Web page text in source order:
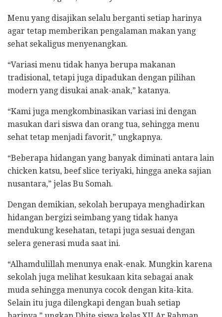
Menu yang disajikan selalu berganti setiap harinya
agar tetap memberikan pengalaman makan yang
sehat sekaligus menyenangkan.
“Variasi menu tidak hanya berupa makanan
tradisional, tetapi juga dipadukan dengan pilihan
modern yang disukai anak-anak,” katanya.
“Kami juga mengkombinasikan variasi ini dengan
masukan dari siswa dan orang tua, sehingga menu
sehat tetap menjadi favorit,” ungkapnya.
“Beberapa hidangan yang banyak diminati antara lain
chicken katsu, beef slice teriyaki, hingga aneka sajian
nusantara,” jelas Bu Somah.
Dengan demikian, sekolah berupaya menghadirkan
hidangan bergizi seimbang yang tidak hanya
mendukung kesehatan, tetapi juga sesuai dengan
selera generasi muda saat ini.
“Alhamdulillah menunya enak-enak. Mungkin karena
sekolah juga melihat kesukaan kita sebagai anak
muda sehingga menunya cocok dengan kita-kita.
Selain itu juga dilengkapi dengan buah setiap